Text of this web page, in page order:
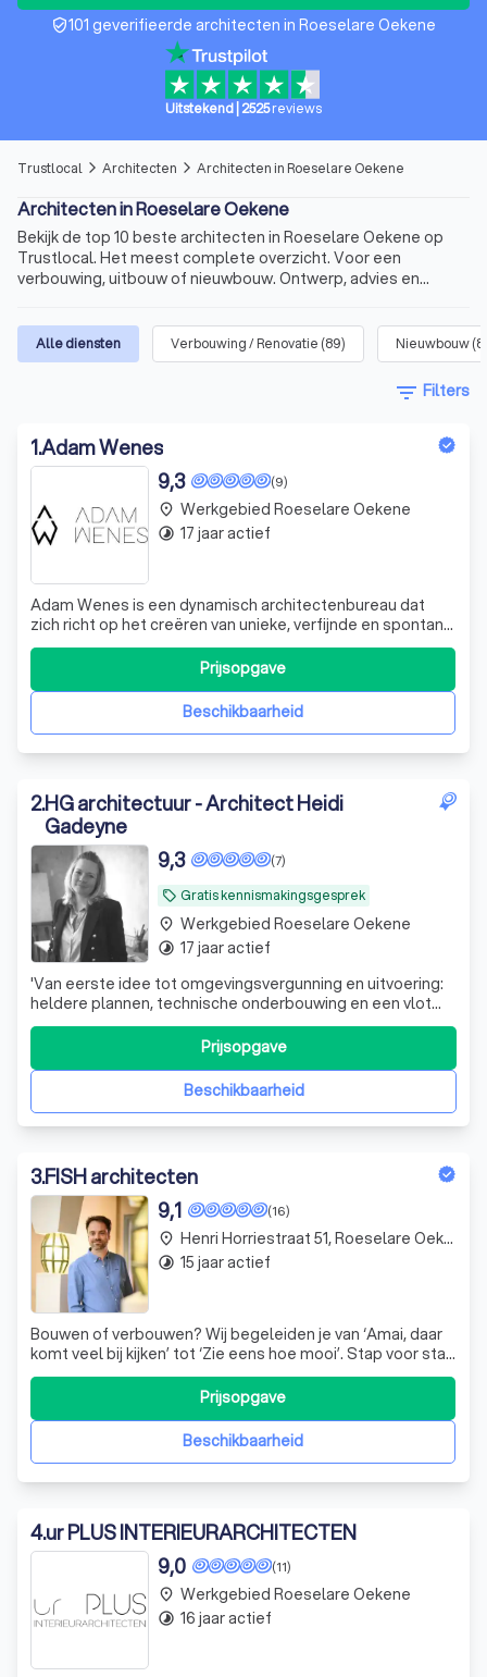
verified_user101 geverifieerde architecten in Roeselare Oekene
Uitstekend 2525reviews
Trustlocal arrow_forward_ios Architecten arrow_forward_ios Architecten in Roeselare Oekene
Architecten in Roeselare Oekene
Bekijk de top 10 beste architecten in Roeselare Oekene op
Trustlocal. Het meest complete overzicht. Voor een
verbouwing, uitbouw of nieuwbouw. Ontwerp, advies en
Alle diensten Verbouwing / Renovatie (89) Nieuwbouw(
filter_list Filters
1.Adam Wenes
(9)
9,3
Adam Wenes is een dynamisch architectenbureau dat
zich richt op het creëren van unieke, verfijnde en spontane
leefomgevingen. Wij zijn gespecialiseerd in het
ontwerpen en uitvoeren van architecturale projecten en
meubelontwerpen. Onze aanpak is gebaseerd op het
respecteren van uw wensen, noden en be
Beschikbaarheid
Prijsopgave
place Werkgebied Roeselare Oekene
timelapse 17 jaar actief
2.HG architectuur - Architect Heidi
Gadeyne
local_offer Gratis kennismakingsgesprek
(7)
9,3
'Van eerste idee tot omgevingsvergunning en uitvoering:
heldere plannen, technische onderbouwing en een vlot
traject—ook bij complexere dossiers zoals zonevreemd,
optopping/IER en regularisatie.' Expertise die verder gaat
dan esthetiek Bij HG Architectuur, onder leiding van
architect Heidi GadeyneBeschikbaarheid
Prijsopgave
place Werkgebied Roeselare Oekene
timelapse 17 jaar actief
3.FISH architecten
(16)
9,1
Bouwen of verbouwen? Wij begeleiden je van ‘Amai, daar
komt veel bij kijken’ tot ‘Zie eens hoe mooi’. Stap voor stap
en met transparante prijsafspraken. Ons
architectenbureau in Roeselare bestaat uit een veelzijdig
team dat jarenlange ervaring combineert met de frisse
ideeën van vinnige, jonge visse
Beschikbaarheid
Prijsopgave
place Henri Horriestraat 51, Roeselare Oekene
timelapse 15 jaar actief
4.ur PLUS INTERIEURARCHITECTEN
(11)
9,0
place Werkgebied Roeselare Oekene
timelapse 16 jaar actief